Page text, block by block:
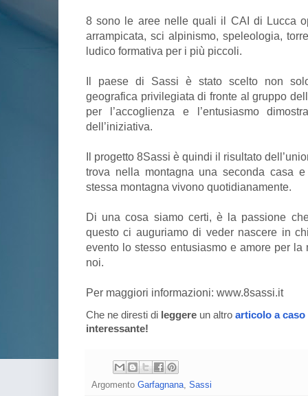
8 sono le aree nelle quali il CAI di Lucca
arrampicata, sci alpinismo, speleologia,
ludico formativa per i più piccoli.
Il paese di Sassi è stato scelto non
geografica privilegiata di fronte al gruppo
per l’accoglienza e l’entusiasmo
dell’iniziativa.
Il progetto 8Sassi è quindi il risultato
trova nella montagna una seconda casa
stessa montagna vivono quotidianamente.
Di una cosa siamo certi, è la passione
questo ci auguriamo di veder nascere in
evento lo stesso entusiasmo e amore per la
noi.
Per maggiori informazioni: www.8sassi.it
Che ne diresti di leggere un altro articolo a caso
interessante!
Argomento Garfagnana Sassi